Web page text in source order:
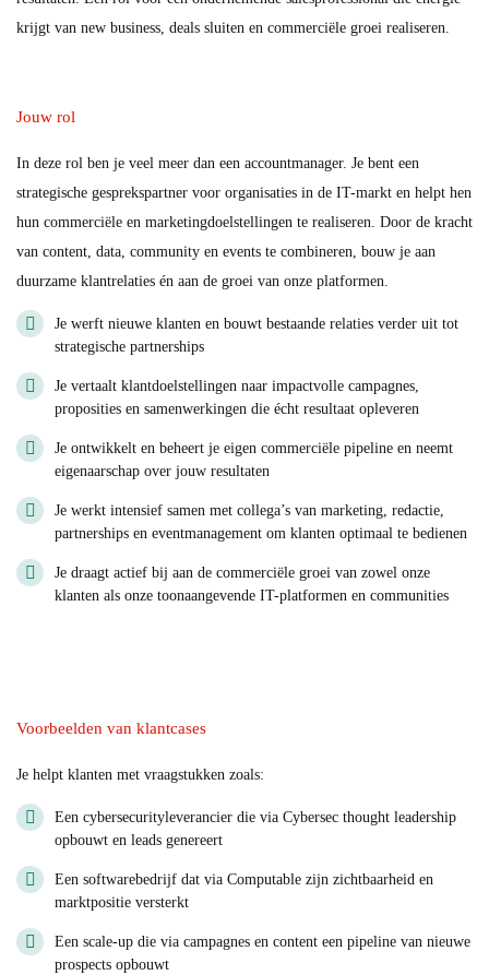
krijgt van new business, deals sluiten en commerciële groei realiseren.
Jouw rol
In deze rol ben je veel meer dan een accountmanager. Je bent een
strategische gesprekspartner voor organisaties in de IT-markt en helpt hen
hun commerciële en marketingdoelstellingen te realiseren. Door de kracht
van content, data, community en events te combineren, bouw je aan
duurzame klantrelaties én aan de groei van onze platformen.
Je werft nieuwe klanten en bouwt bestaande relaties verder uit tot
strategische partnerships
Je vertaalt klantdoelstellingen naar impactvolle campagnes,
proposities en samenwerkingen die écht resultaat opleveren
Je ontwikkelt en beheert je eigen commerciële pipeline en neemt
eigenaarschap over jouw resultaten
Je werkt intensief samen met collega’s van marketing, redactie,
partnerships en eventmanagement om klanten optimaal te bedienen
Je draagt actief bij aan de commerciële groei van zowel onze
klanten als onze toonaangevende IT-platformen en communities
Voorbeelden van klantcases
Je helpt klanten met vraagstukken zoals:
Een cybersecurityleverancier die via Cybersec thought leadership
opbouwt en leads genereert
Een softwarebedrijf dat via Computable zijn zichtbaarheid en
marktpositie versterkt
Een scale-up die via campagnes en content een pipeline van nieuwe
prospects opbouwt